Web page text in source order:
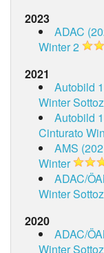
2023
ADAC
Winter 2
2021
Autobild
Winter
Autobild
Cinturato
AMS
Winter
ADAC/
Winter
2020
ADAC/
Winter